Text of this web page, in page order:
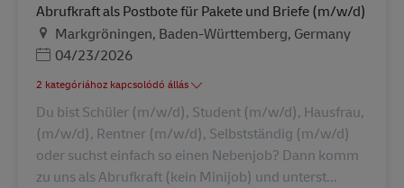
Abrufkraft als Postbote für Pakete und Briefe (m/w/d)
Helyszín
Markgröningen, Baden-Württemberg, Germany
Posted Date
04/23/2026
2 kategóriához kapcsolódó állás
Du bist Schüler (m/w/d), Student (m/w/d), Hausfrau,
(m/w/d), Rentner (m/w/d), Selbstständig (m/w/d)
oder suchst einfach so einen Nebenjob? Dann komm
zu uns als Abrufkraft (kein Minijob) und unterst...